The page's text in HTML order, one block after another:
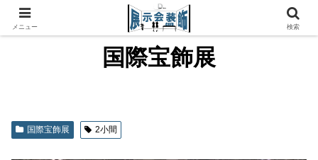
国際宝飾展
国際宝飾展 2小間
メニュー 検索